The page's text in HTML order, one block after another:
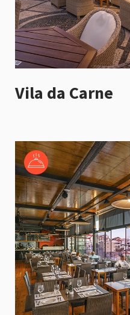
Vila da Carne